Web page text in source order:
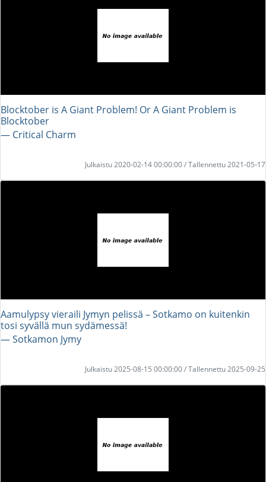
Blocktober is A Giant Problem! Or A Giant Problem is
Blocktober
― Critical Charm
Julkaistu 2020-02-14 00:00:00 / Tallennettu 2021-05-17
Aamulypsy vieraili Jymyn pelissä – Sotkamo on kuitenkin
tosi syvällä mun sydämessä!
― Sotkamon Jymy
Julkaistu 2025-08-15 00:00:00 / Tallennettu 2025-09-25